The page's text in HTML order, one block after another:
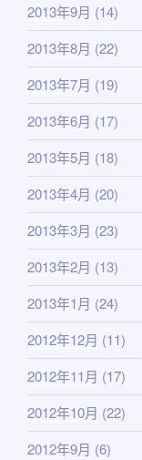
2013年9月 (14)
2013年8月 (22)
2013年7月 (19)
2013年6月 (17)
2013年5月 (18)
2013年4月 (20)
2013年3月 (23)
2013年2月 (13)
2013年1月 (24)
2012年12月 (11)
2012年11月 (17)
2012年10月 (22)
2012年9月 (6)